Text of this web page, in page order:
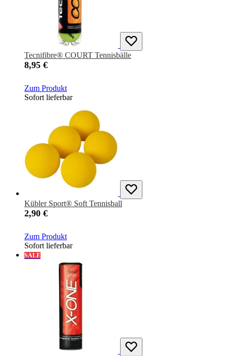
Tecnifibre® COURT Tennisbälle
8,95 €
Zum Produkt
Sofort lieferbar
Kübler Sport® Soft Tennisball
2,90 €
Zum Produkt
Sofort lieferbar
SALE